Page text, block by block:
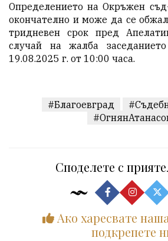
Определението на Окръжен
окончателно и може да се
тридневен срок пред
случай на жалба
19.08.2025 г. от 10:00 часа.
#Благоевград
Споделете с
Ако харесвате
подкрепете